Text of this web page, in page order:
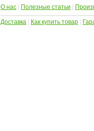
О нас Полезные статьи
Доставка Как купить товар